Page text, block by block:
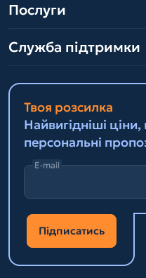
Послуги
Служба підтримки
Твоя розсилка
Найвигідніші ціни,
персональні
E-mail
Підписатись